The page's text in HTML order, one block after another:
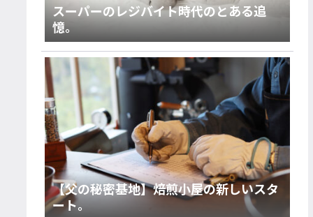
スーパーのレジバイト時代のとある追
憶。
【父の秘密基地】焙煎小屋の新しいスタ
ート。